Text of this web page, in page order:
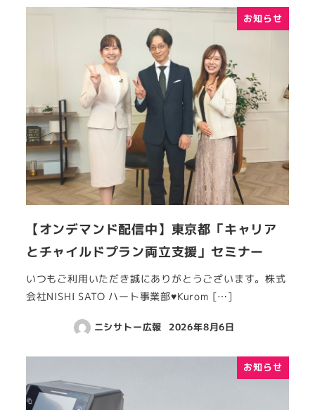
お知らせ
【オンデマンド配信中】東京都「キャリア
とチャイルドプラン両立支援」セミナー
いつもご利用いただき誠にありがとうございます。株式
会社NISHI SATO ハート事業部♥Kurom […]
ニシサトー広報 2026年8月6日
お知らせ